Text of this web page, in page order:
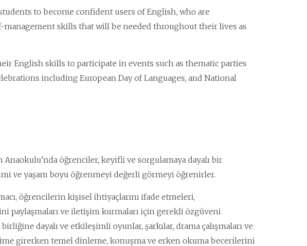
to become confident users of English, who are
management skills that will be needed throughout their lives as
English skills to participate in events such as thematic parties
including European Day of Languages, and National
öğrenciler, keyifli ve sorgulamaya dayalı bir
ve yaşam boyu öğrenmeyi değerli görmeyi öğrenirler.
öğrencilerin kişisel ihtiyaçlarını ifade etmeleri,
paylaşmaları ve iletişim kurmaları için gerekli özgüveni
dayalı ve etkileşimli oyunlar, şarkılar, drama çalışmaları ve
girerken temel dinleme, konuşma ve erken okuma becerilerini